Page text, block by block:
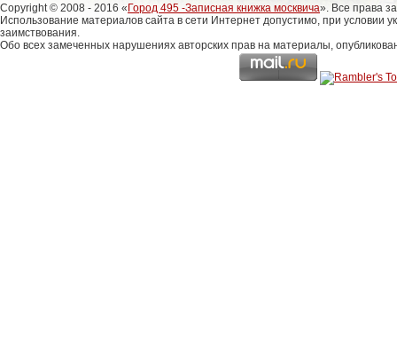
Copyright © 2008 - 2016 « Город 495 -Записная книжка москвича». Все права
Использование материалов сайта в сети Интернет допустимо, при условии
заимствования.
Обо всех замеченных нарушениях авторских прав на материалы,